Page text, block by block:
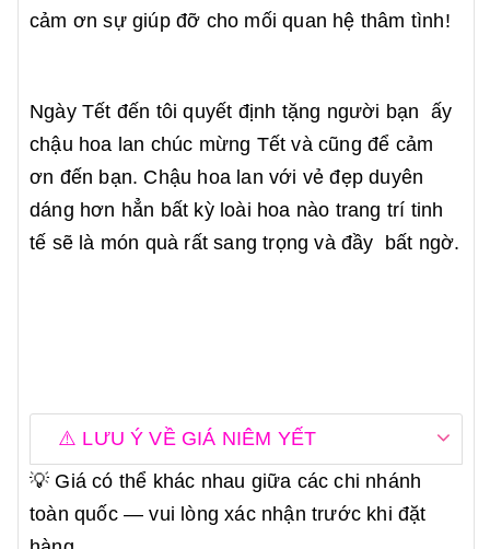
cảm ơn sự giúp đỡ cho mối quan hệ thâm tình!
Ngày Tết đến tôi quyết định tặng người bạn ấy
chậu hoa lan chúc mừng Tết và cũng để cảm
ơn đến bạn. Chậu hoa lan với vẻ đẹp duyên
dáng hơn hẳn bất kỳ loài hoa nào trang trí tinh
tế sẽ là món quà rất sang trọng và đầy bất ngờ.
⚠️ LƯU Ý VỀ GIÁ NIÊM YẾT
💡 Giá có thể khác nhau giữa các chi nhánh
toàn quốc — vui lòng xác nhận trước khi đặt